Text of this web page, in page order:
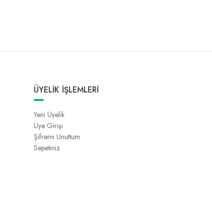
ÜYELİK İŞLEMLERİ
Yeni Üyelik
Üye Girişi
Şifremi Unuttum
Sepetiniz